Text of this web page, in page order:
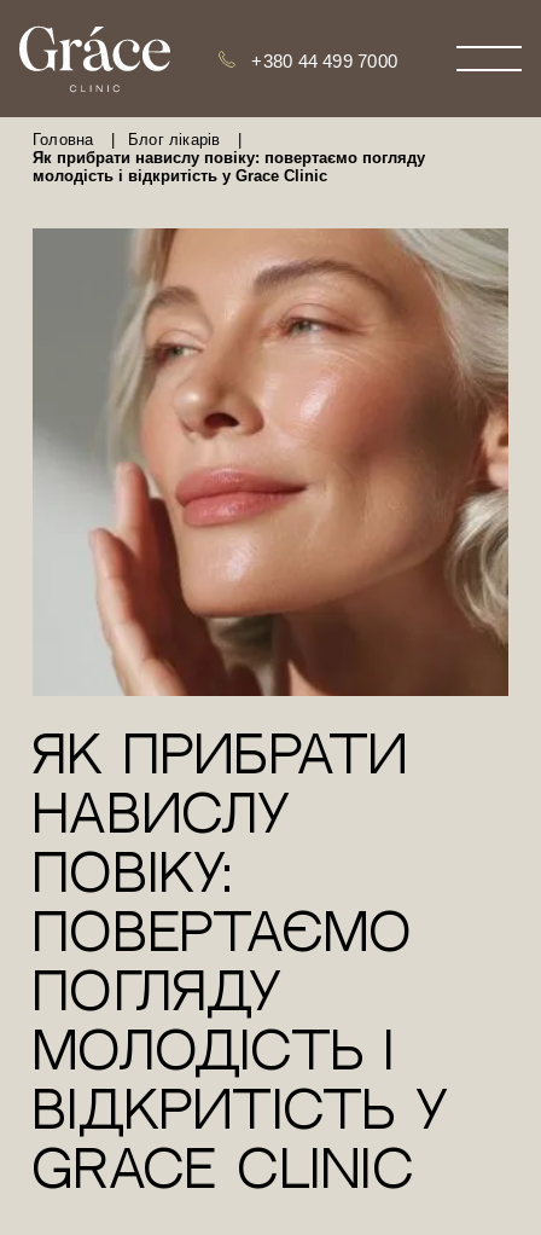
+380 44 499 7000
Головна Блог лікарів
Як прибрати навислу повіку: повертаємо погляду
молодість і відкритість у Grace Clinic
Як прибрати
навислу
повіку:
повертаємо
погляду
молодість і
відкритість у
Grace Clinic